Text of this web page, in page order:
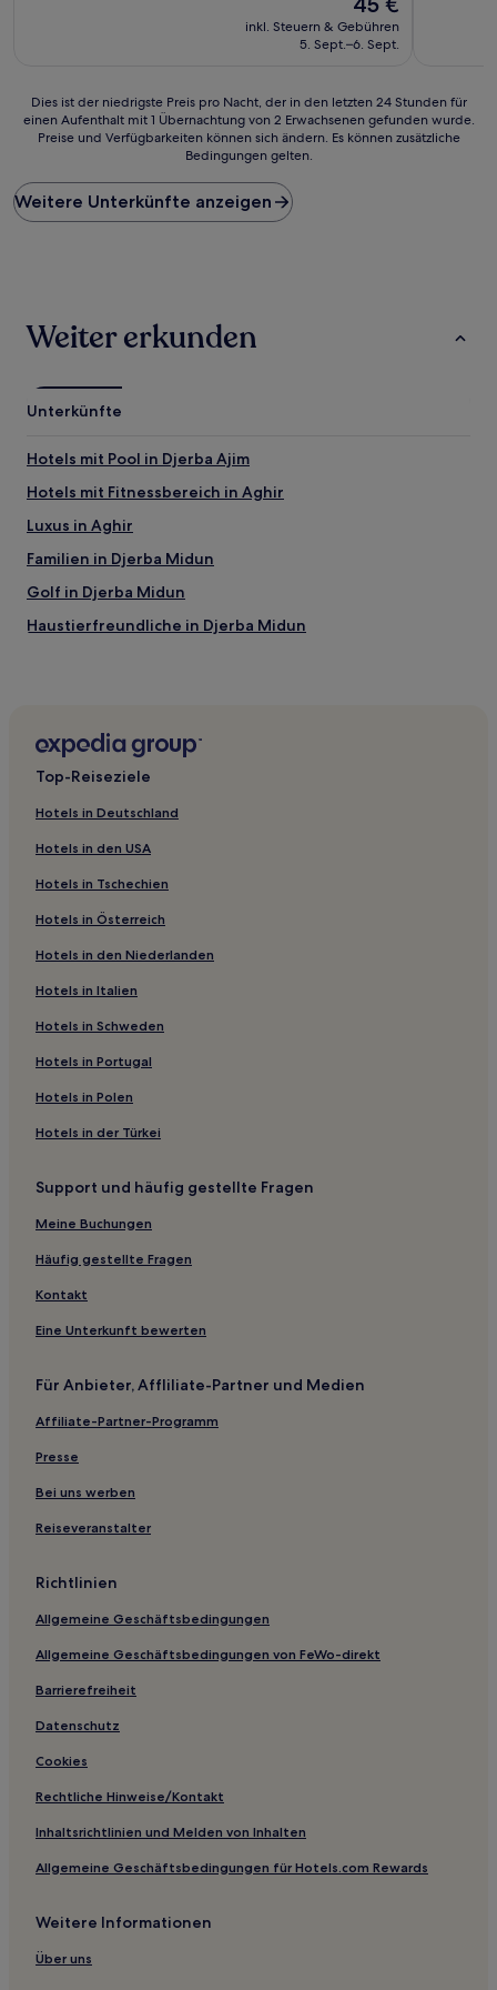
Preis
beträgt
inkl. Steuern & Gebühren
5. Sept.–6. Sept.
Dies
ist
Preis
pro
Nacht,
24 Stunden
für
mit
1 Übernachtung
2 Erwachsenen
wurde.
Preise
Verfügbarkeiten
sich
ändern.
Dies ist der niedrigste Preis pro Nacht, der in den letzten 24 Stunden für
einen Aufenthalt mit 1 Übernachtung von 2 Erwachsenen gefunden wurde.
Preise und Verfügbarkeiten können sich ändern. Es können zusätzliche
Bedingungen gelten.
Weitere Unterkünfte anzeigen
Weiter erkunden
Unterkünfte
Hotels mit Pool in Djerba Ajim
Hotels mit Fitnessbereich in Aghir
Luxus in Aghir
Familien in Djerba Midun
Golf in Djerba Midun
Haustierfreundliche in Djerba Midun
Familien in Zarzis
Hotels mit Fitnessbereich in Zarzis
Hotels mit inbegriffenem Frühstück in Zarzis
Hotels mit Parkplatz in Zarzis
Hotels mit Wellnessbereich in Zarzis
Strand in Zarzis
Hotels mit Pool in Djerba – Midoun
Familien in Djerba – Midoun
Hotels mit Parkplatz in Djerba – Midoun
Familien in Mezraia
Haustierfreundliche in Mezraia
Familien in Triffa
Hotels mit Pool in Sangho
Familien in Sangho
Al Maqārisah Hotels
Jurf al Qanţarah Hotels
Hotels nahe Djerba Explore Park
Hotels nahe Ghazi Mustapha Festung
Hotels nahe Libyscher Markt
Terhalla Hotels
Djerba – Midoun: Hotels
Fahmine Hotels
Houmt Souk: Hotels
Hotels nahe Djerba Golf Club
Zarzis Hotels
Hotels nahe Djerbahood
Mezraia Hotels
Hotel-Resorts in Djerba Midun
4-Sterne-Hotels in Mezraia
4-Sterne-Hotels in Zarzis
3-Sterne-Hotels in Houmt Souk
3-Sterne-Hotels in Djerba Ajim
Top-Reiseziele
Hotels in Deutschland
Hotels in den USA
Hotels in Tschechien
Hotels in Österreich
Hotels in den Niederlanden
Hotels in Italien
Hotels in Schweden
Hotels in Portugal
Hotels in Polen
Hotels in der Türkei
Support und häufig gestellte Fragen
Meine Buchungen
Häufig gestellte Fragen
Kontakt
Eine Unterkunft bewerten
Für Anbieter, Affliliate-Partner und Medien
Affiliate-Partner-Programm
Presse
Bei uns werben
Reiseveranstalter
Richtlinien
Allgemeine Geschäftsbedingungen
Allgemeine Geschäftsbedingungen von FeWo-direkt
Barrierefreiheit
Datenschutz
Cookies
Rechtliche Hinweise/Kontakt
Inhaltsrichtlinien und Melden von Inhalten
Allgemeine Geschäftsbedingungen für Hotels.com Rewards
Weitere Informationen
Über uns